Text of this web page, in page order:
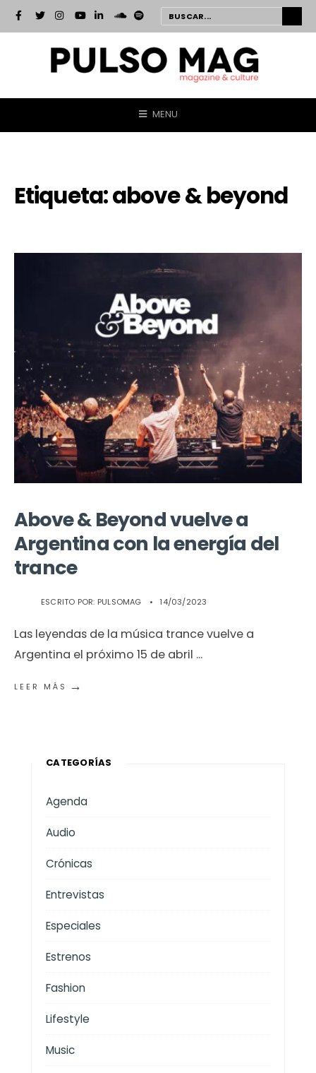
MENU
Etiqueta:above & beyond
Above & Beyond vuelve a
Argentina con la energía del
trance
ESCRITO POR: PULSOMAG • 14/03/2023
Las leyendas de la música trance vuelve a
Argentina el próximo 15 de abril ...
LEER MÁS →
CATEGORÍAS
Agenda
Audio
Crónicas
Entrevistas
Especiales
Estrenos
Fashion
Lifestyle
Music